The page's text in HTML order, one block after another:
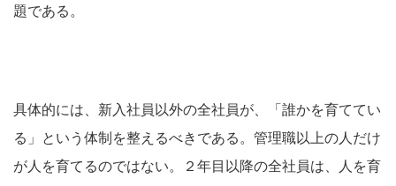
題である。
具体的には、新入社員以外の全社員が、「誰かを育ててい
る」という体制を整えるべきである。管理職以上の人だけ
が人を育てるのではない。２年目以降の全社員は、人を育